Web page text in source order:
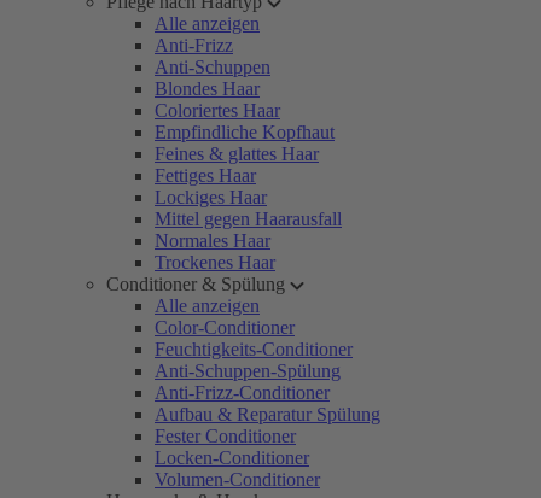
Alle anzeigen
Anti-Frizz
Anti-Schuppen
Blondes Haar
Coloriertes Haar
Empfindliche Kopfhaut
Feines & glattes Haar
Fettiges Haar
Lockiges Haar
Mittel gegen Haarausfall
Normales Haar
Trockenes Haar
Conditioner & Spülung
Alle anzeigen
Color-Conditioner
Feuchtigkeits-Conditioner
Anti-Schuppen-Spülung
Anti-Frizz-Conditioner
Aufbau & Reparatur Spülung
Fester Conditioner
Locken-Conditioner
Volumen-Conditioner